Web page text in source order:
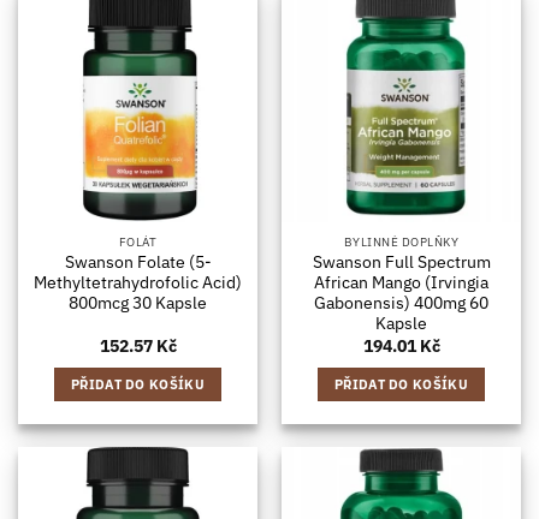
FOLÁT
Swanson Folate (5-
Methyltetrahydrofolic Acid)
800mcg 30 Kapsle
152.57 Kč
PŘIDAT DO KOŠÍKU
BYLINNÉ DOPLŇKY
Swanson Full Spectrum
African Mango (Irvingia
Gabonensis) 400mg 60
Kapsle
194.01Kč
PŘIDAT DO KOŠÍKU